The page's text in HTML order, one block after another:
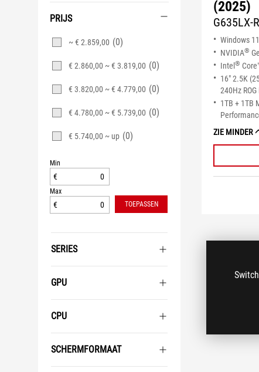
PRIJS
~ € 2.859,00 (0)
€ 2.860,00 ~ € 3.819,00 (0)
€ 3.820,00 ~ € 4.779,00 (0)
€ 4.780,00 ~ € 5.739,00 (0)
€ 5.740,00 ~ up (0)
Min
€
Max
€ TOEPASSEN
SERIES
GPU
CPU
SCHERMFORMAAT
(2025)
G635LX-
Windows
NVIDIA®
Intel ®
16" 2.5K
240Hz
1TB + 1TB
ZIE MINDER